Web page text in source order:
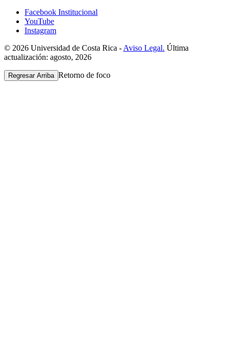
Facebook Institucional
YouTube
Instagram
© 2026 Universidad de Costa Rica - Aviso Legal. Última
actualización: agosto, 2026
Regresar Arriba Retorno de foco